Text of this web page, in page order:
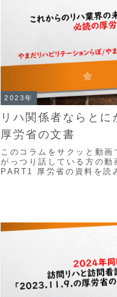
2023年
リハ関係者ならとに
厚労省の文書
このコラムをサクッと動
がっつり話している方の
PART1 厚労省の資料を読